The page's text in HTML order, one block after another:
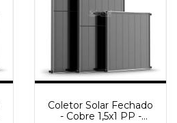
Coletor Solar Fechado
- Cobre 1,5x1 PP -